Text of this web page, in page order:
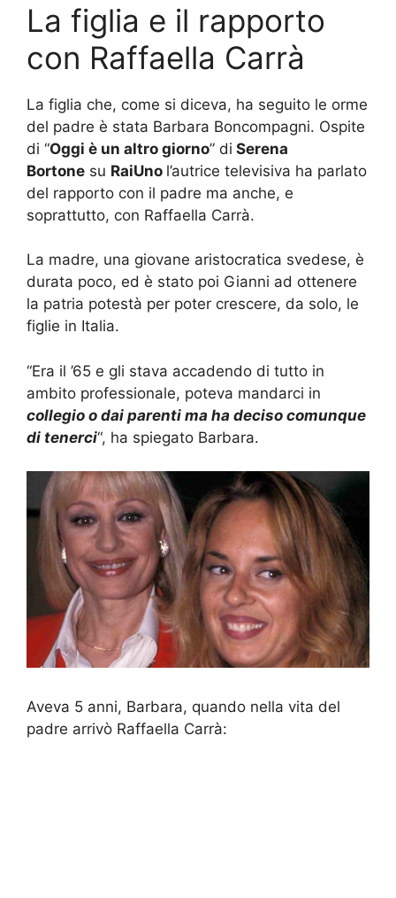
La figlia e il rapporto
con Raffaella Carrà
La figlia che, come si diceva, ha seguito le orme
del padre è stata Barbara Boncompagni. Ospite
di “Oggi è un altro giorno” di Serena
Bortone su RaiUno l’autrice televisiva ha parlato
del rapporto con il padre ma anche, e
soprattutto, con Raffaella Carrà.
La madre, una giovane aristocratica svedese, è
durata poco, ed è stato poi Gianni ad ottenere
la patria potestà per poter crescere, da solo, le
figlie in Italia.
“Era il ’65 e gli stava accadendo di tutto in
ambito professionale, poteva mandarci in
collegio o dai parenti ma ha deciso comunque
di tenerci“, ha spiegato Barbara.
Aveva 5 anni, Barbara, quando nella vita del
padre arrivò Raffaella Carrà: